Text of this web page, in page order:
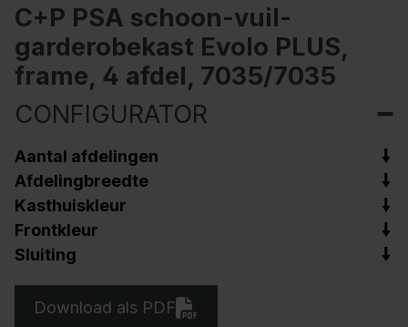
C+P PSA schoon-vuil-
garderobekast Evolo PLUS,
frame, 4 afdel, 7035/7035
CONFIGURATOR
Aantal afdelingen
Afdelingbreedte
Kasthuiskleur
Frontkleur
Sluiting
Download als PDF